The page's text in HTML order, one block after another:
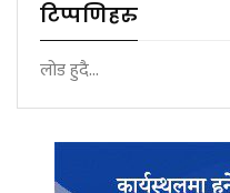
टिप्पणिहरु
लोड हुदै...